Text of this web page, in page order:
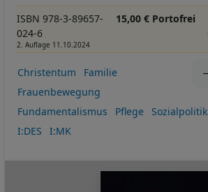
ISBN 978-3-89657-
024-6
2. Auflage 11.10.2024
15,00 € Portofrei
Christentum
Familie
Frauenbewegung
Fundamentalismus
Pflege Sozialpolitik
I:DES
I:MK